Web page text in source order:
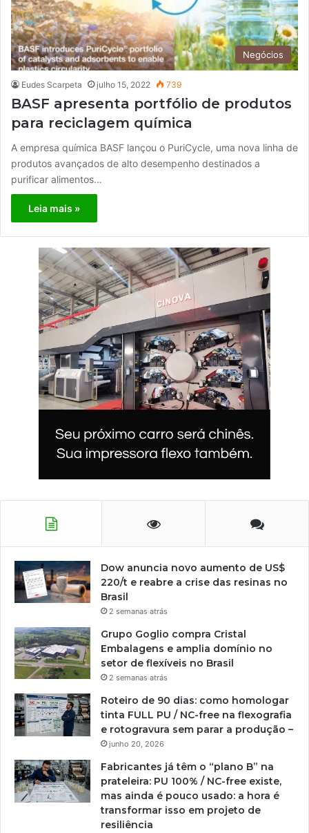
Negócios
Eudes Scarpeta julho 15, 2022 739
BASF apresenta portfólio de produtos
para reciclagem química
A empresa química BASF lançou o PuriCycle, uma nova linha de
produtos avançados de alto desempenho destinados a
purificar alimentos…
Leia mais »
Dow anuncia novo aumento de US$
220/t e reabre a crise das resinas no
Brasil
2 semanas atrás
Grupo Goglio compra Cristal
Embalagens e amplia domínio no
setor de flexíveis no Brasil
2 semanas atrás
Roteiro de 90 dias: como homologar
tinta FULL PU / NC-free na flexografia
e rotogravura sem parar a produção –
junho 20, 2026
Fabricantes já têm o “plano B” na
prateleira: PU 100% / NC-free existe,
mas ainda é pouco usado: a hora é
transformar isso em projeto de
resiliência